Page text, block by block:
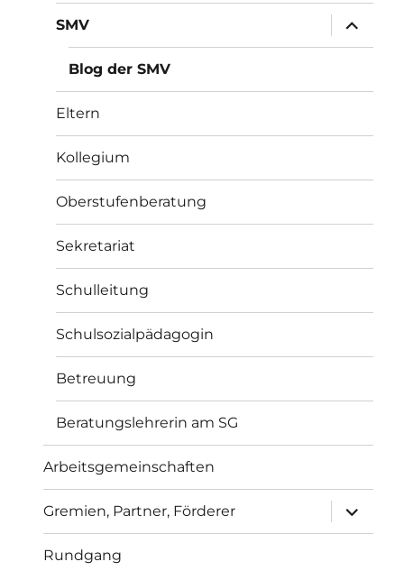
SMV
anzeigen
Blog der SMV
Eltern
Kollegium
Oberstufenberatung
Sekretariat
Schulleitung
Schulsozialpädagogin
Betreuung
Beratungslehrerin am SG
Arbeitsgemeinschaften
Gremien, Partner, Förderer
anzeigen
Rundgang